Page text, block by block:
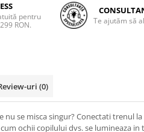
pentru
RON.
Te ajutăm să
uri (0)
se misca singur? Conectati trenul la
ochii copilului dvs. se lumineaza in